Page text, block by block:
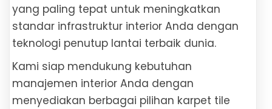
yang paling tepat untuk meningkatkan
standar infrastruktur interior Anda dengan
teknologi penutup lantai terbaik dunia.
Kami siap mendukung kebutuhan
manajemen interior Anda dengan
menyediakan berbagai pilihan karpet tile